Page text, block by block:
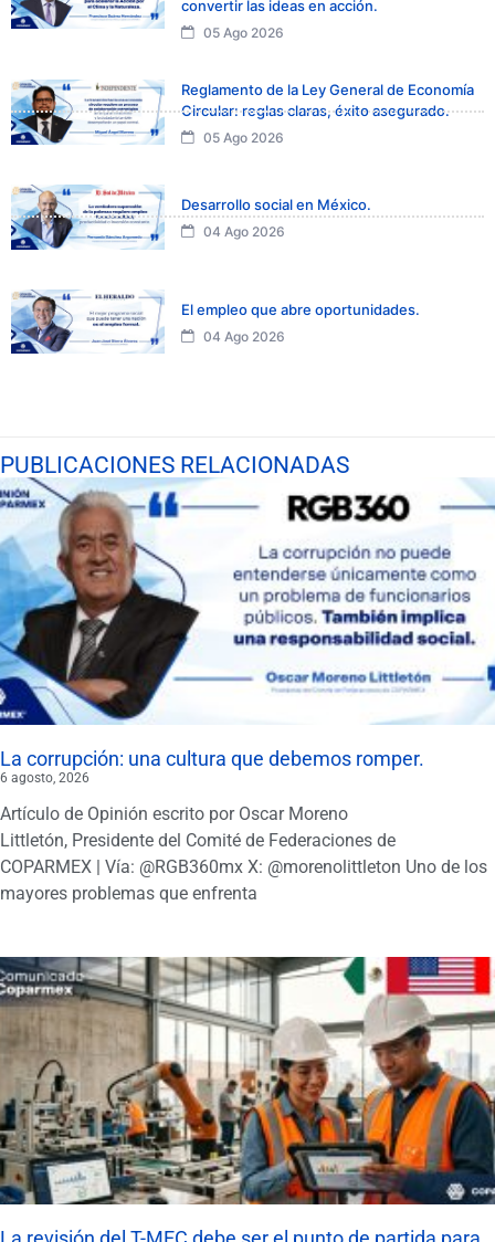
convertir las ideas en acción.
05 Ago 2026
Reglamento de la Ley General de Economía
Circular: reglas claras, éxito asegurado.
05 Ago 2026
Desarrollo social en México.
04 Ago 2026
El empleo que abre oportunidades.
04 Ago 2026
PUBLICACIONES RELACIONADAS
La corrupción: una cultura que debemos romper.
6 agosto, 2026
Artículo de Opinión escrito por Oscar Moreno
Littletón, Presidente del Comité de Federaciones de
COPARMEX | Vía: @RGB360mx X: @morenolittleton Uno de los
mayores problemas que enfrenta